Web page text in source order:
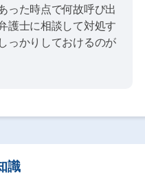
った時点で何故呼び出
護士に相談して対処す
っかりしておけるのが
識